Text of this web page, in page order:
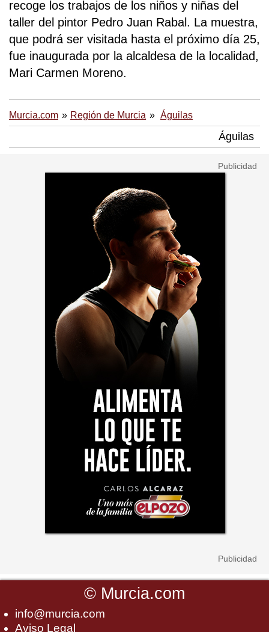
recoge los trabajos de los niños y niñas del
taller del pintor Pedro Juan Rabal. La muestra,
que podrá ser visitada hasta el próximo día 25,
fue inaugurada por la alcaldesa de la localidad,
Mari Carmen Moreno.
Murcia.com Región de Murcia Águilas
Águilas
© Murcia.com
info@murcia.com
Aviso Legal